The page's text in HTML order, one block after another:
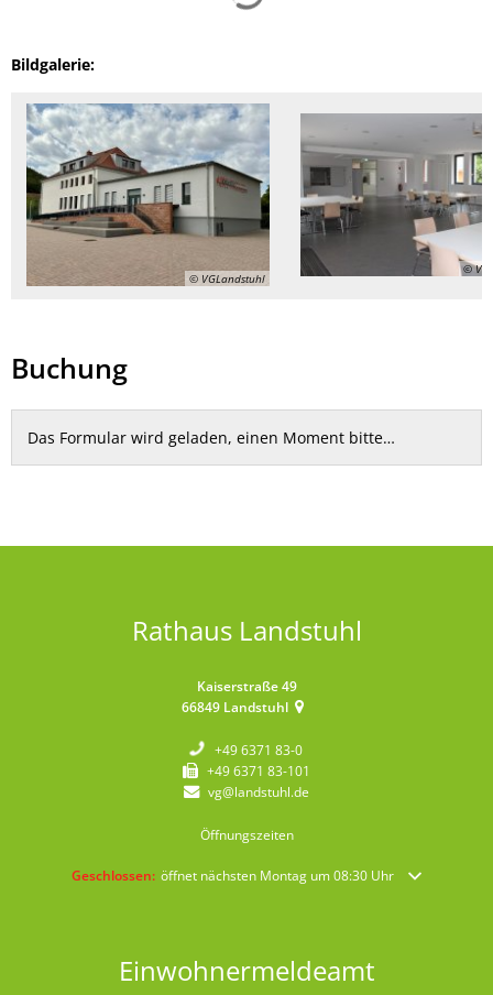
Bildgalerie:
© VGLandstuhl
©
Buchung
Das Formular wird geladen, einen Moment bitte…
Rathaus Landstuhl
Kaiserstraße 49
66849 Landstuhl
+49 6371 83-0
+49 6371 83-101
vg@landstuhl.de
Öffnungszeiten
Klicken, um weitere Öffnungs- oder Schließzeiten auszublenden
Geschlossen: öffnet nächsten Montag um 08:30 Uhr
Einwohnermeldeamt